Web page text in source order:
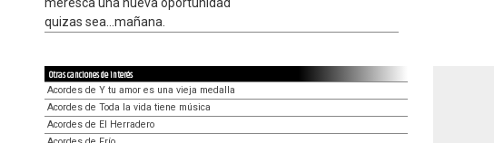
quizas sea...mañana.
Otras canciones de interés
Acordes de Y tu amor es una vieja medalla
Acordes de Toda la vida tiene música
Acordes de El Herradero